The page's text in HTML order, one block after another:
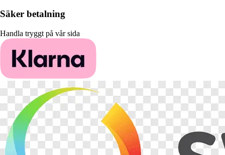
Säker betalning
Handla tryggt på vår sida